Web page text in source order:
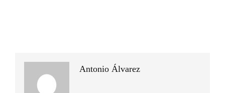
Antonio Álvarez